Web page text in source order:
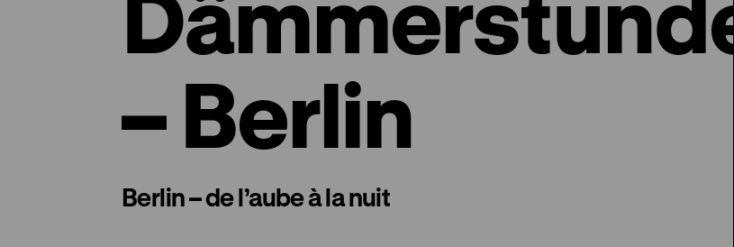
– Berlin
Berlin – de l’aube à la nuit